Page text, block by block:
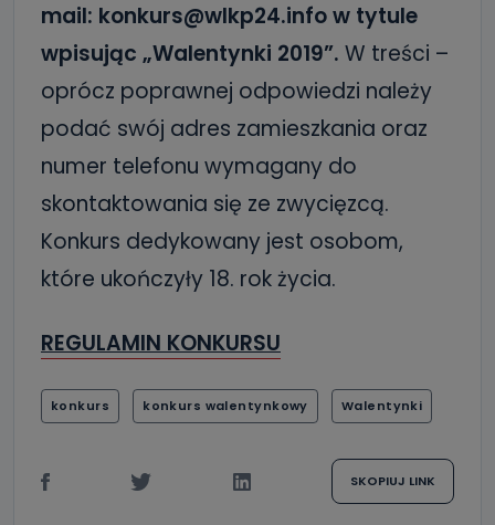
mail: konkurs@wlkp24.info w tytule
wpisując „Walentynki 2019”. W treści –
oprócz poprawnej odpowiedzi należy
podać swój adres zamieszkania oraz
numer telefonu wymagany do
skontaktowania się ze zwycięzcą.
Konkurs dedykowany jest osobom,
które ukończyły 18. rok życia.
REGULAMIN KONKURSU
konkurs konkurs walentynkowy Walentynki
SKOPIUJ LINK